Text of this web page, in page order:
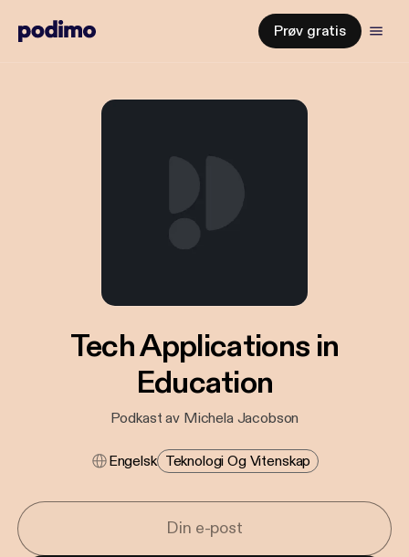
Prøv gratis
Tech Applications in
Education
Podkast av Michela Jacobson
Engelsk Teknologi Og Vitenskap